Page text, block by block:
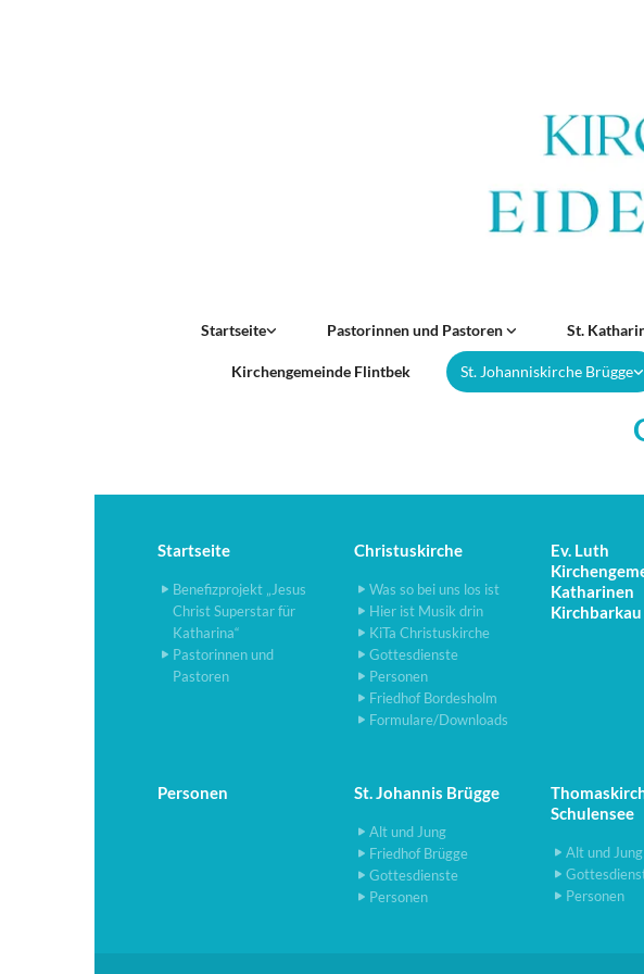
Startseite Pastorinnen und Pastoren St.
Kirchengemeinde Flintbek St. Johanniskirche Brügge
Startseite
Benefizprojekt „Jesus
Christ Superstar für
Katharina“
Pastorinnen und
Pastoren
Christuskirche
Was so bei uns los ist
Hier ist Musik drin
KiTa Christuskirche
Gottesdienste
Personen
Friedhof Bordesholm
Formulare/Downloads
Ev. Luth
Katharinen
Kirchbarkau
Personen St. Johannis Brügge
Alt und Jung
Friedhof Brügge
Gottesdienste
Personen
Schulensee
Alt und Jung
Personen